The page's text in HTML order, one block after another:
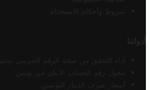
شروط وأحكام الاستخدام
أدواتنا
أداة التحقق من صحة الرقم الضريبي تونس
محول رقم الحساب الآيبان في تونس
أسعار صرف الدينار التونسي